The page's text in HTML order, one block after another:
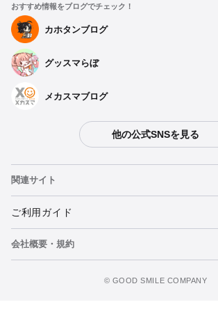
おすすめ情報をブログでチェック！
カホタンブログ
グッスマらぼ
メカスマブログ
他の公式SNSを見る
関連サイト
ねんどろいど
ねんどろいどフェイスメーカー
ご利用ガイド
重要なお知らせ
会社概要・規約
©️ GOOD SMILE COMPANY